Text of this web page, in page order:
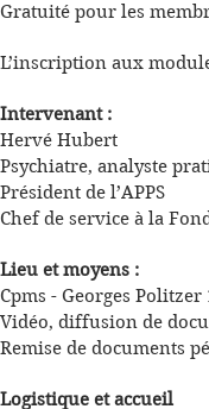
Gratuité pour les
L’inscription aux
Intervenant :
Hervé Hubert
Psychiatre, analyste
Président de l’APPS
Chef de service à la
Lieu et moyens :
Cpms - Georges Politzer
Vidéo, diffusion de
Remise de documents
Logistique et accueil